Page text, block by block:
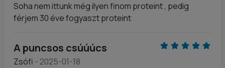
Soha nem ittunk még ilyen finom proteint , pedig
férjem 30 éve fogyaszt proteint
A puncsos csúúúcs
Zsófi - 2025-01-18